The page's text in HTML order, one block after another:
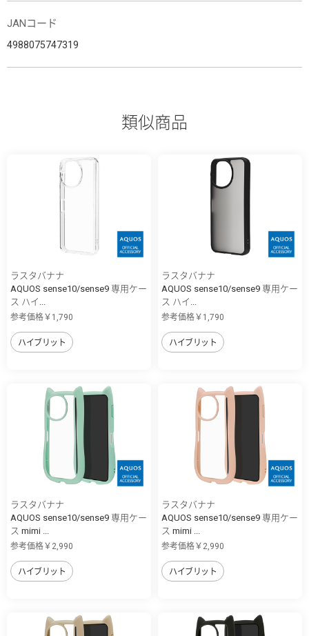
JANコード
4988075747319
類似商品
ラスタバナナ
AQUOS sense10/sense9 専用ケー
ス ハイ...
参考価格￥1,790
ハイブリット
ラスタバナナ
AQUOS sense10/sense9 専用ケー
ス ハイ...
参考価格￥1,790
ハイブリット
ラスタバナナ
AQUOS sense10/sense9 専用ケー
ス mimi ...
参考価格￥2,990
ハイブリット
ラスタバナナ
AQUOS sense10/sense9 専用ケー
ス mimi ...
参考価格￥2,990
ハイブリット